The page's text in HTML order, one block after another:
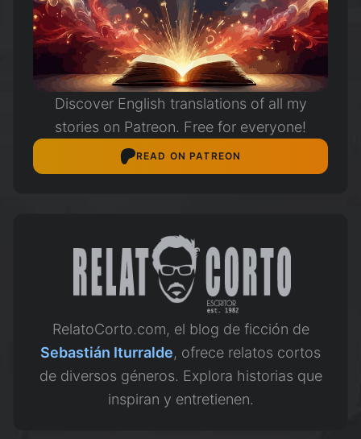
Discover English translations of all my
stories on Patreon. Free for everyone!
READ ON PATREON
RelatoCorto.com, el blog de ficción de
Sebastián Iturralde, ofrece relatos cortos
de diversos géneros. Explora historias que
inspiran y entretienen.